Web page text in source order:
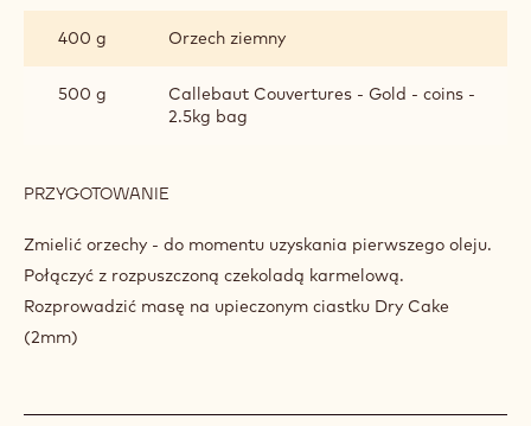
SŁONYCH
ORZECHÓW
400 g Orzech ziemny
500 g
Callebaut Couvertures - Gold - coins -
2.5kg bag
PRZYGOTOWANIE
ZE
ORZECHÓW
Zmielić orzechy - do momentu uzyskania pierwszego oleju.
Połączyć z rozpuszczoną czekoladą karmelową.
Rozprowadzić masę na upieczonym ciastku Dry Cake
(2mm)